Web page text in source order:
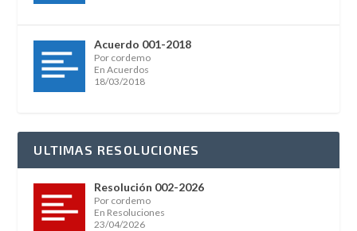
Acuerdo 001-2018
Por cordemo
En Acuerdos
18/03/2018
ULTIMAS RESOLUCIONES
Resolución 002-2026
Por cordemo
En Resoluciones
23/04/2026